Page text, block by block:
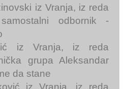
iz Vranja, iz reda
odbornik -
iz Vranja, iz reda
grupa Aleksandar
da stane